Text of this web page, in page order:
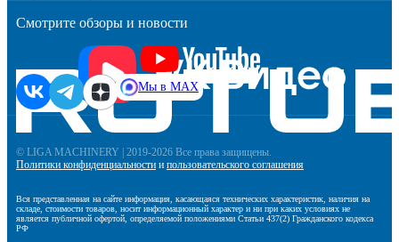
Смотрите обзоры и новости
Мы в MAX
© LIGA MACHINERY | 2019-2026 Все права защищены.
Политики конфиденциальности и пользовательского соглашения
Вся представленная на сайте информация, касающаяся технических характеристик, наличия на
складе, стоимости товаров, носит информационный характер и ни при каких условиях не
является публичной офертой, определяемой положениями Статьи 437(2) Гражданского кодекса
РФ